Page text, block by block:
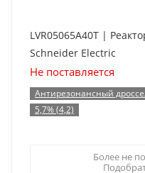
LVR05065A40T |
Schneider Electric
Не поставляется
Антирезонансный
5,7% (4,2)
Более не